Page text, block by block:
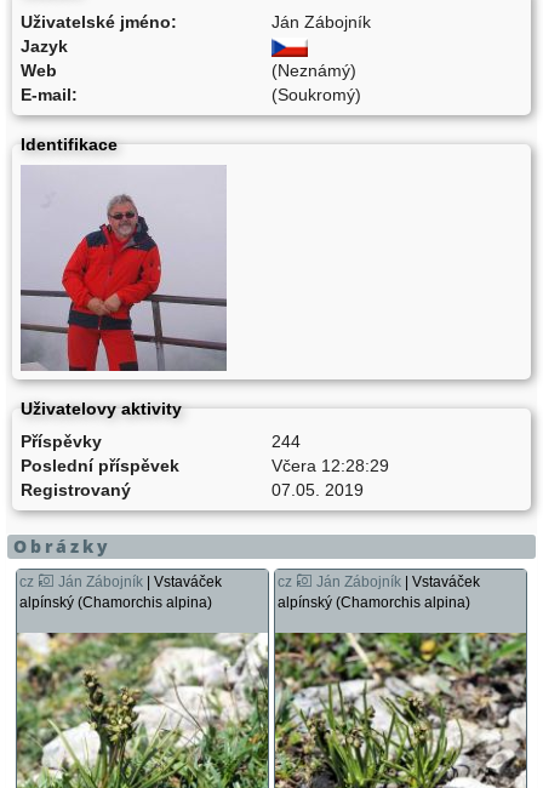
Uživatelské jméno:
Ján Zábojník
Jazyk
Web
(Neznámý)
E-mail:
(Soukromý)
Identifikace
Uživatelovy aktivity
Příspěvky
244
Poslední příspěvek
Včera 12:28:29
Registrovaný
07.05. 2019
Obrázky
cz Ján Zábojník | Vstaváček
alpínský (Chamorchis alpina)
cz Ján Zábojník | Vstaváček
alpínský (Chamorchis alpina)